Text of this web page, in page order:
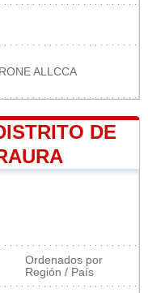
ALLCCA
DE
Ordenados por
Región / País